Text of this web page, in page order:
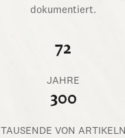
dokumentiert.
72
JAHRE
300
TAUSENDE VON ARTIKELN